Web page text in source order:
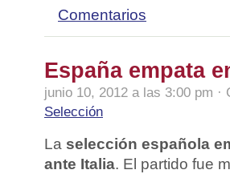
Comentarios
España empata
junio 10, 2012 a las 3:00 pm ·
Selección
La selección española
ante Italia. El partido fue